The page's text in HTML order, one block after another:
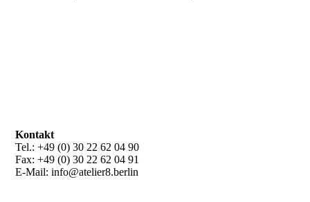
Kontakt
Tel.: +49 (0) 30 22 62 04 90
Fax: +49 (0) 30 22 62 04 91
E-Mail: info@atelier8.berlin